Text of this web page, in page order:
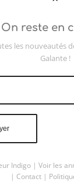
On reste en
les nouveautés
Galante !
Indigo| Voir les
| Contact|